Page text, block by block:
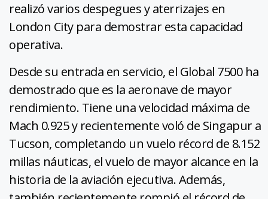
realizó varios despegues y aterrizajes en
London City para demostrar esta capacidad
operativa.
Desde su entrada en servicio, el Global 7500 ha
demostrado que es la aeronave de mayor
rendimiento. Tiene una velocidad máxima de
Mach 0.925 y recientemente voló de Singapur a
Tucson, completando un vuelo récord de 8.152
millas náuticas, el vuelo de mayor alcance en la
historia de la aviación ejecutiva. Además,